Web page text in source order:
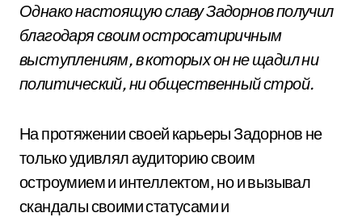
Однако настоящую славу Задорнов получил
благодаря своим остросатиричным
выступлениям, в которых он не щадил ни
политический, ни общественный строй.
На протяжении своей карьеры Задорнов не
только удивлял аудиторию своим
остроумием и интеллектом, но и вызывал
скандалы своими статусами и